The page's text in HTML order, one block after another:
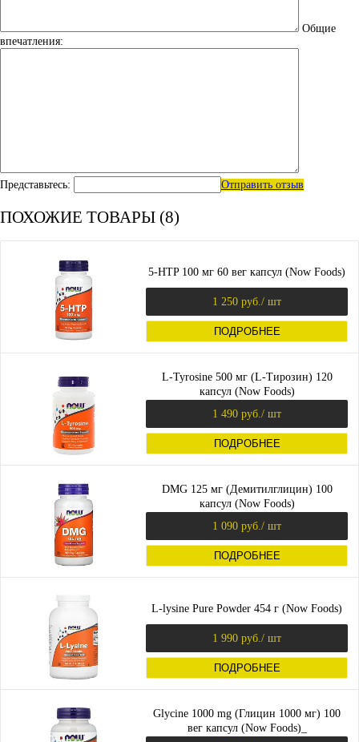
Общие
впечатления:
Представьтесь: Отправить отзыв
ПОХОЖИЕ ТОВАРЫ (8)
5-HTP 100 мг 60 вег капсул (Now Foods)
1 250 руб. / шт
ПОДРОБНЕЕ
L-Tyrosine 500 мг (L-Тирозин) 120
капсул (Now Foods)
1 490 руб. / шт
ПОДРОБНЕЕ
DMG 125 мг (Демитилглицин) 100
капсул (Now Foods)
1 090 руб. / шт
ПОДРОБНЕЕ
L-lysine Pure Powder 454 г (Now Foods)
1 990 руб. / шт
ПОДРОБНЕЕ
Glycine 1000 mg (Глицин 1000 мг) 100
вег капсул (Now Foods)_